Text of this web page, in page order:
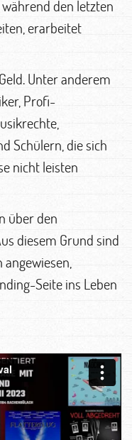
den letzten
erarbeitet
Unter anderem
Profi-
Schülern, die sich
nicht leisten
über den
diesem Grund sind
Seite ins Leben